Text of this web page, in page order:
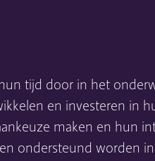
tijd door in het
en investeren in
maken en hun
ondersteund worden